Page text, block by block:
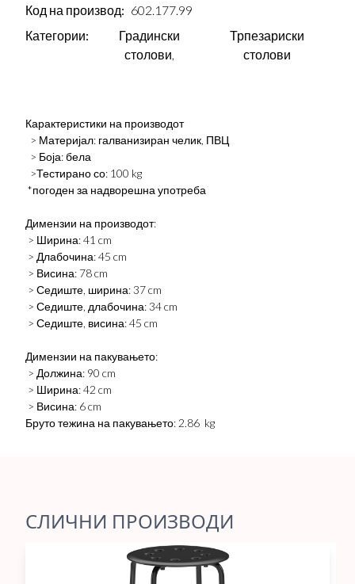
Код на производ: 602.177.99
Категории:
Градински
столови,
Трпезариски
столови
Карактеристики на производот
> Материјал: галванизиран челик, ПВЦ
> Боја: бела
>Тестирано со: 100 kg
*погоден за надворешна употреба
Димензии на производот:
> Ширина: 41 cm
> Длабочина: 45 cm
> Висина: 78 cm
> Седиште, ширина: 37 cm
> Седиште, длабочина: 34 cm
> Седиште, висина: 45 cm
Димензии на пакувањето:
> Должина: 90 cm
> Ширина: 42 cm
> Висина: 6 cm
Бруто тежина на пакувањето: 2.86 kg
СЛИЧНИ ПРОИЗВОДИ